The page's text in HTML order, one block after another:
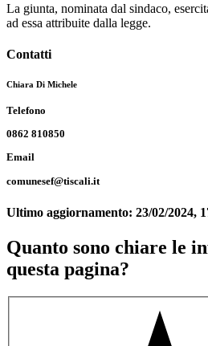
La giunta, nominata dal sindaco,
ad essa attribuite dalla legge.
Contatti
Chiara Di Michele
Telefono
0862 810850
Email
comunesef@tiscali.it
Ultimo aggiornamento: 23/02/2024,
Quanto sono chiare le
questa pagina?